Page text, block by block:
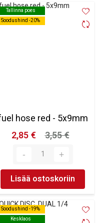
Tallinna poes
Soodushind -20%
Tallinna poes
Soodushind -20%
hose red - 5x9mm
2,85 €
3,55 €
Lisää ostoskoriin
Soodushind -19%
Kesklaos
Soodushind -19%
Kesklaos